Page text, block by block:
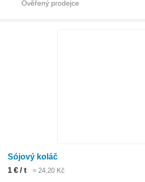
Sójový koláč
1 € / t
≈ 24,20 Kč